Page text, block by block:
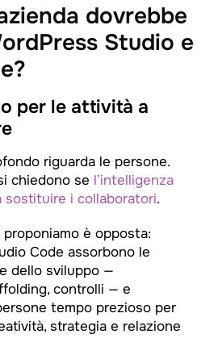
dovrebbe
Studio e
per le attività a
riguarda le persone.
chiedono se l’intelligenza
sostituire i collaboratori.
è opposta:
Code assorbono le
dello sviluppo —
controlli — e
tempo prezioso per
strategia e relazione